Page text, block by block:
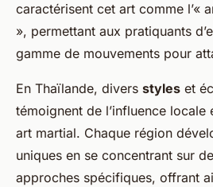
caractérisent cet art comme l’«
», permettant aux pratiquants
gamme de mouvements pour
En Thaïlande, divers styles et
témoignent de l’influence locale
art martial. Chaque région
uniques en se concentrant sur
approches spécifiques, offrant